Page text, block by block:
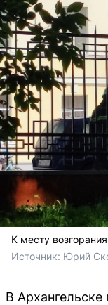
К месту
Источник: Юрий
В